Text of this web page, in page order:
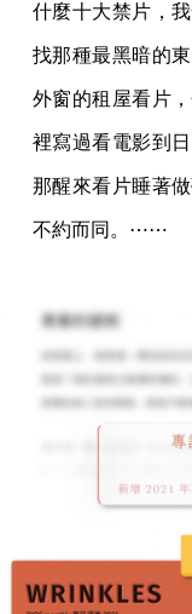
什麼十大禁片，
找那種最黑暗的
外窗的租屋看片
裡寫過看電影到
那醒來看片睡著
不約而同。⋯⋯